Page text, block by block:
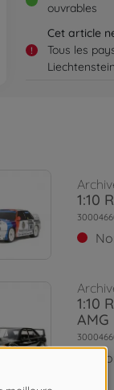
ouvrables
!
Cet article
Tous les
Liechtenstein
1:10
1:10
AMG